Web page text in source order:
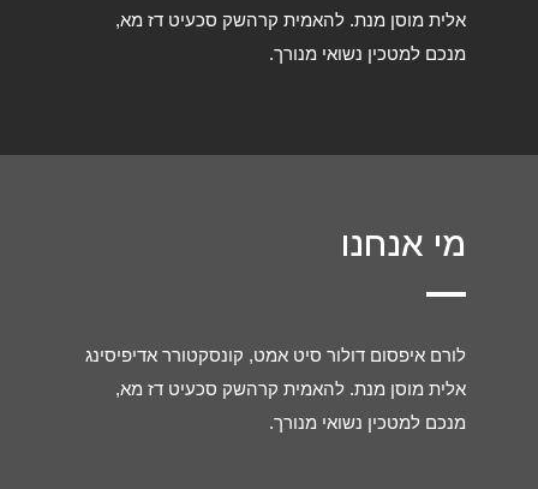
אלית מוסן מנת. להאמית קרהשק סכעיט דז מא,
מנכם למטכין נשואי מנורך.
מי אנחנו
לורם איפסום דולור סיט אמט, קונסקטורר אדיפיסינג
אלית מוסן מנת. להאמית קרהשק סכעיט דז מא,
מנכם למטכין נשואי מנורך.